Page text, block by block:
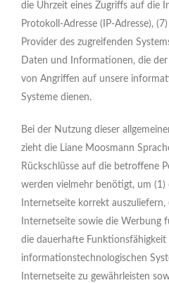
die Uhrzeit eines Zugriffs auf die
Protokoll-Adresse (IP-Adresse),
Provider des zugreifenden
Daten und Informationen, die
von Angriffen auf unsere
Systeme dienen.
Bei der Nutzung dieser
zieht die Liane Moosmann
Rückschlüsse auf die betroffene
werden vielmehr benötigt, um (1)
Internetseite korrekt
Internetseite sowie die Werbung
die dauerhafte Funktionsfähigkeit
informationstechnologischen
Internetseite zu gewährleisten